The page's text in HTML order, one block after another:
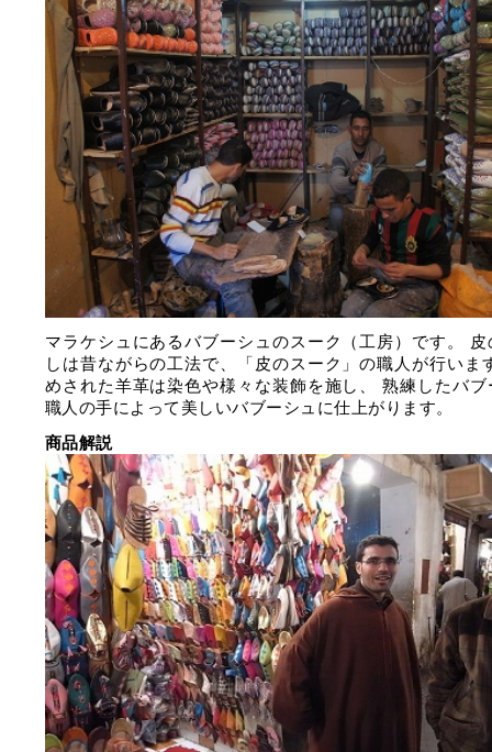
マラケシュにあるバブーシュのスーク（工房）です。 皮
しは昔ながらの工法で、「皮のスーク」の職人が行いま
めされた羊革は染色や様々な装飾を施し、 熟練したバブ
職人の手によって美しいバブーシュに仕上がります。
商品解説